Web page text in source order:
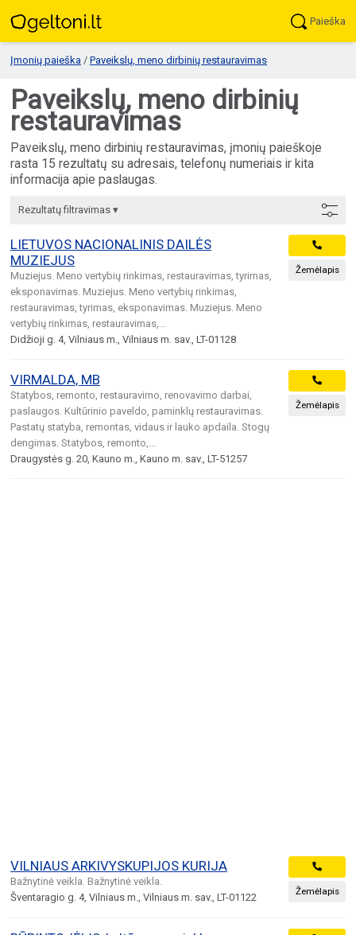
Paieška
Įmonių paieška / Paveikslų, meno dirbinių restauravimas
Paveikslų, meno dirbinių
restauravimas
Paveikslų, meno dirbinių restauravimas, įmonių paieškoje
rasta 15 rezultatų su adresais, telefonų numeriais ir kita
informacija apie paslaugas.
Rezultatų filtravimas ▾
LIETUVOS NACIONALINIS DAILĖS
MUZIEJUS
Muziejus. Meno vertybių rinkimas, restauravimas, tyrimas,
eksponavimas. Muziejus. Meno vertybių rinkimas,
restauravimas, tyrimas, eksponavimas. Muziejus. Meno
vertybių rinkimas, restauravimas,...
Didžioji g. 4, Vilniaus m., Vilniaus m. sav., LT-01128
Žemėlapis
VIRMALDA, MB
Statybos, remonto, restauravimo, renovavimo darbai,
paslaugos. Kultūrinio paveldo, paminklų restauravimas.
Pastatų statyba, remontas, vidaus ir lauko apdaila. Stogų
dengimas. Statybos, remonto,...
Draugystės g. 20, Kauno m., Kauno m. sav., LT-51257
Žemėlapis
VILNIAUS ARKIVYSKUPIJOS KURIJA
Bažnytinė veikla. Bažnytinė veikla.
Šventaragio g. 4, Vilniaus m., Vilniaus m. sav., LT-01122
Žemėlapis